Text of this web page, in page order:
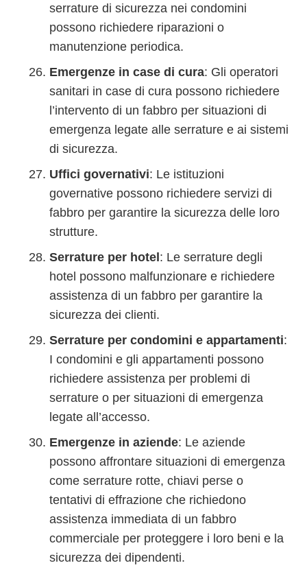
serrature di sicurezza nei condomini
possono richiedere riparazioni o
manutenzione periodica.
Emergenze in case di cura: Gli operatori
sanitari in case di cura possono richiedere
l’intervento di un fabbro per situazioni di
emergenza legate alle serrature e ai sistemi
di sicurezza.
Uffici governativi: Le istituzioni
governative possono richiedere servizi di
fabbro per garantire la sicurezza delle loro
strutture.
Serrature per hotel: Le serrature degli
hotel possono malfunzionare e richiedere
assistenza di un fabbro per garantire la
sicurezza dei clienti.
Serrature per condomini e appartamenti:
I condomini e gli appartamenti possono
richiedere assistenza per problemi di
serrature o per situazioni di emergenza
legate all’accesso.
Emergenze in aziende: Le aziende
possono affrontare situazioni di emergenza
come serrature rotte, chiavi perse o
tentativi di effrazione che richiedono
assistenza immediata di un fabbro
commerciale per proteggere i loro beni e la
sicurezza dei dipendenti.